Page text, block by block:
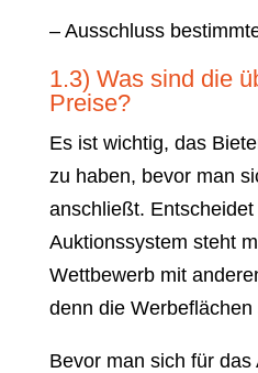
– Ausschluss
1.3) Was sind die
Preise?
Es ist wichtig, das
zu haben, bevor man
anschließt.
Auktionssystem steht
Wettbewerb mit
denn die
Bevor man sich für